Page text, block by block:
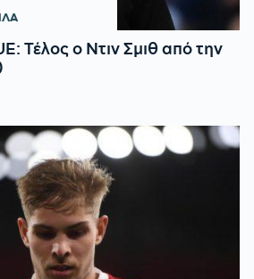
Τέλος ο Ντιν Σμιθ από την